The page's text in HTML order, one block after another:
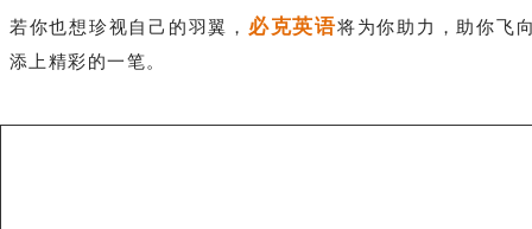
若你也想珍视自己的羽翼， 必克英语将为你助力，助你飞
添上精彩的一笔。